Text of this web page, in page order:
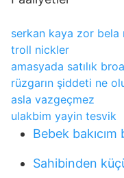
serkan kaya zor bela
troll nickler
amasyada satılık
rüzgarın şiddeti ne
asla vazgeçmez
ulakbim yayin tesvik
Bebek
Sahibinden